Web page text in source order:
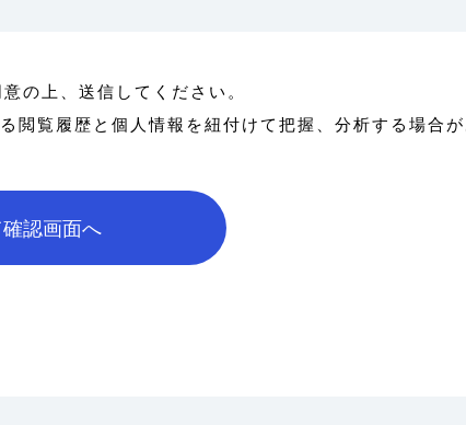
意の上、送信してください。
覧履歴と個人情報を紐付けて把握、分析する場合が